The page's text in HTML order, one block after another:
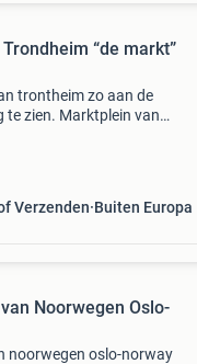
“de markt”
trontheim zo aan de
te zien. Marktplein van
Verzenden Buiten Europa
Noorwegen Oslo-
noorwegen oslo-norway